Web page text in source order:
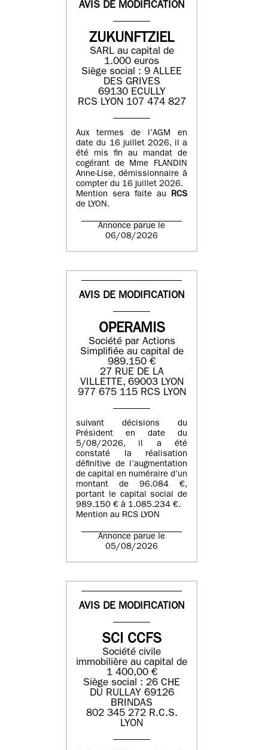
AVIS DE MODIFICATION
ZUKUNFTZIEL
SARL au capital de
1.000 euros
Siège social : 9 ALLEE
DES GRIVES
69130 ECULLY
RCS LYON 107 474 827
Aux termes de l’AGM en
date du 16 juillet 2026, il a
été mis fin au mandat de
cogérant de Mme FLANDIN
Anne-Lise, démissionnaire à
compter du 16 juillet 2026.
Mention sera faite au RCS
de LYON.
Annonce parue le
06/08/2026
AVIS DE MODIFICATION
OPERAMIS
Société par Actions
Simplifiée au capital de
989.150 €
27 RUE DE LA
VILLETTE, 69003 LYON
977 675 115 RCS LYON
suivant décisions du
Président en date du
5/08/2026, il a été
constaté la réalisation
définitive de l’augmentation
de capital en numéraire d’un
montant de 96.084 €,
portant le capital social de
989.150 € à 1.085.234 €.
Mention au RCS LYON
Annonce parue le
05/08/2026
AVIS DE MODIFICATION
SCI CCFS
Société civile
immobilière au capital de
1 400,00 €
Siège social : 26 CHE
DU RULLAY 69126
BRINDAS
802 345 272 R.C.S.
LYON